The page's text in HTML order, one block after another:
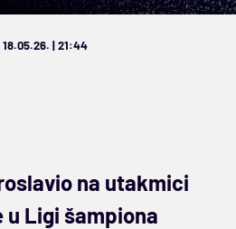
18.05.26. | 21:44
na utakmici
Ligi šampiona